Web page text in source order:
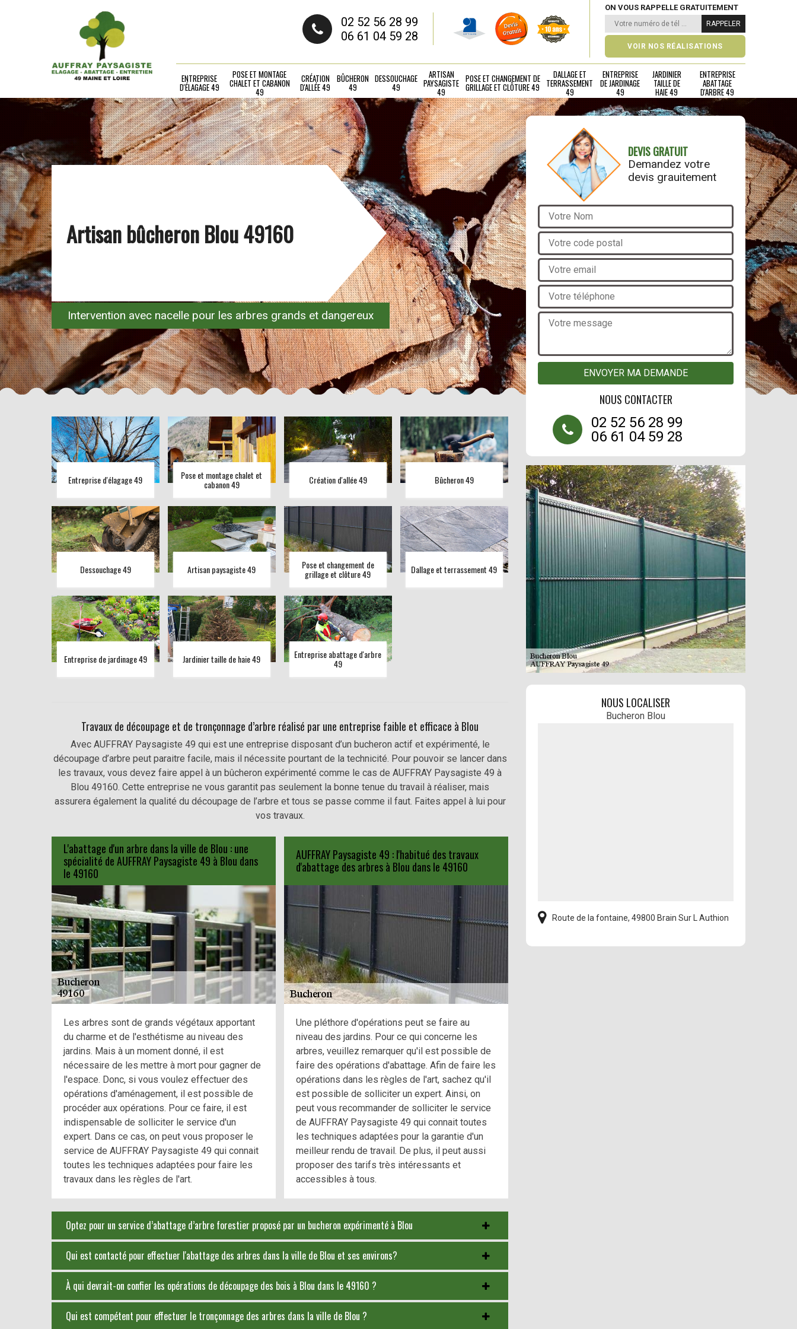
02 52 56 28 99
06 61 04 59 28
ON VOUS RAPPELLE GRATUITEMENT
VOIR NOS RÉALISATIONS
ENTREPRISE
D'ÉLAGAGE 49
POSE ET MONTAGE
CHALET ET CABANON
49
CRÉATION
D'ALLÉE 49
BÛCHERON
49
DESSOUCHAGE
49
ARTISAN
PAYSAGISTE
49
POSE ET CHANGEMENT DE
GRILLAGE ET CLÔTURE 49
DALLAGE ET
TERRASSEMENT
49
ENTREPRISE
DE JARDINAGE
49
JARDINIER
TAILLE DE
HAIE 49
ENTREPRISE
ABATTAGE
D'ARBRE 49
Artisan bûcheron Blou 49160
Intervention avec nacelle pour les arbres grands et dangereux
Entreprise d'élagage 49 Pose et montage chalet et
cabanon 49 Création d'allée 49 Bûcheron 49
Dessouchage 49 Artisan paysagiste 49 Pose et changement de
grillage et clôture 49 Dallage et terrassement 49
Entreprise de jardinage 49 Jardinier taille de haie 49 Entreprise abattage d'arbre
49
Travaux de découpage et de tronçonnage d’arbre réalisé par une entreprise faible et efficace à Blou
Avec AUFFRAY Paysagiste 49 qui est une entreprise disposant d’un bucheron actif et expérimenté, le
découpage d’arbre peut paraitre facile, mais il nécessite pourtant de la technicité. Pour pouvoir se lancer dans
les travaux, vous devez faire appel à un bûcheron expérimenté comme le cas de AUFFRAY Paysagiste 49 à
Blou 49160. Cette entreprise ne vous garantit pas seulement la bonne tenue du travail à réaliser, mais
assurera également la qualité du découpage de l’arbre et tous se passe comme il faut. Faites appel à lui pour
vos travaux.
L'abattage d'un arbre dans la ville de Blou : une
spécialité de AUFFRAY Paysagiste 49 à Blou dans
le 49160
Les arbres sont de grands végétaux apportant
du charme et de l'esthétisme au niveau des
jardins. Mais à un moment donné, il est
nécessaire de les mettre à mort pour gagner de
l'espace. Donc, si vous voulez effectuer des
opérations d'aménagement, il est possible de
procéder aux opérations. Pour ce faire, il est
indispensable de solliciter le service d'un
expert. Dans ce cas, on peut vous proposer le
service de AUFFRAY Paysagiste 49 qui connait
toutes les techniques adaptées pour faire les
travaux dans les règles de l'art.
AUFFRAY Paysagiste 49 : l'habitué des travaux
d'abattage des arbres à Blou dans le 49160
Une pléthore d'opérations peut se faire au
niveau des jardins. Pour ce qui concerne les
arbres, veuillez remarquer qu'il est possible de
faire des opérations d'abattage. Afin de faire les
opérations dans les règles de l'art, sachez qu'il
est possible de solliciter un expert. Ainsi, on
peut vous recommander de solliciter le service
de AUFFRAY Paysagiste 49 qui connait toutes
les techniques adaptées pour la garantie d'un
meilleur rendu de travail. De plus, il peut aussi
proposer des tarifs très intéressants et
accessibles à tous.
Optez pour un service d’abattage d’arbre forestier proposé par un bucheron expérimenté à Blou
Qui est contacté pour effectuer l'abattage des arbres dans la ville de Blou et ses environs?
À qui devrait-on confier les opérations de découpage des bois à Blou dans le 49160 ?
Qui est compétent pour effectuer le tronçonnage des arbres dans la ville de Blou ?
DEVIS GRATUIT
Demandez votre
devis grauitement
NOUS CONTACTER
02 52 56 28 99
06 61 04 59 28
NOUS LOCALISER
Bucheron Blou
Route de la fontaine, 49800 Brain Sur L Authion